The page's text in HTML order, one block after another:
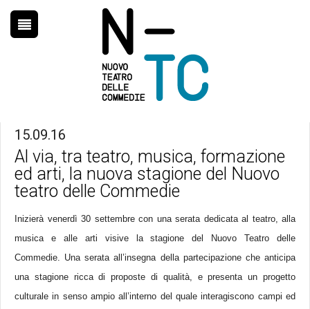
STAGIONE
FORMAZIONE
CHI SIAMO
NEWS
CONTATTI
15.09.16
Al via, tra teatro, musica, formazione
ed arti, la nuova stagione del Nuovo
teatro delle Commedie
Inizierà venerdì 30 settembre con una serata dedicata al teatro, alla
musica e alle arti visive la stagione del Nuovo Teatro delle
Commedie. Una serata all’insegna della partecipazione che anticipa
una stagione ricca di proposte di qualità, e presenta un progetto
culturale in senso ampio all’interno del quale interagiscono campi ed